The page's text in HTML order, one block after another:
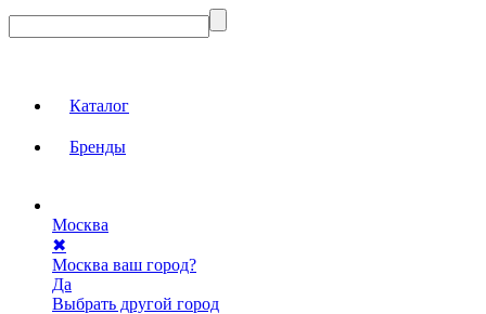
Каталог
Бренды
Москва
✖
Москва ваш город?
Да
Выбрать другой город